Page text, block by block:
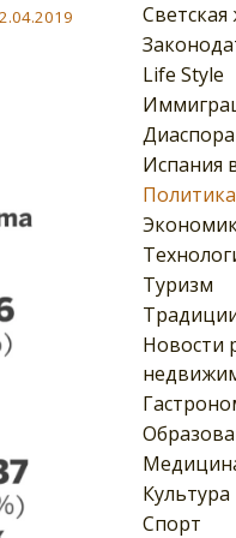
Life Style
Испания
Политика
Туризм
Новости
Культура
Спорт